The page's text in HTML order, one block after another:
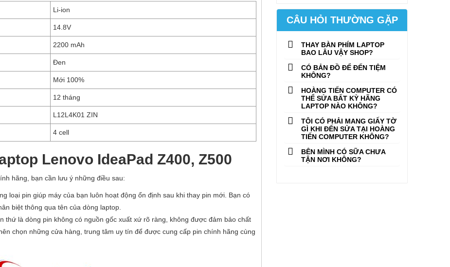
Li-ion
14.8V
2200 mAh
Đen
Mới 100%
12 tháng
L12L4K01 ZIN
4 cell
Lenovo IdeaPad Z400, Z500
hãng, bạn cần lưu ý những điều sau:
loại pin giúp máy của bạn luôn hoạt động ổn định sau khi thay pin mới. Bạn có
biệt thông qua tên của dòng laptop.
thứ là dòng pin không có nguồn gốc xuất xứ rõ ràng, không được đảm bảo chất
chọn những cửa hàng, trung tâm uy tín để được cung cấp pin chính hãng cùng
CÂU HỎI THƯỜNG GẶP
THAY BÀN PHÍM LAPTOP
BAO LÂU VẬY SHOP?
CÓ BẢN ĐỒ ĐỂ ĐẾN TIỆM
KHÔNG?
HOÀNG TIẾN COMPUTER CÓ
THỂ SỬA BẤT KỲ HÃNG
LAPTOP NÀO KHÔNG?
TÔI CÓ PHẢI MANG GIẤY TỜ
GÌ KHI ĐẾN SỬA TẠI HOÀNG
TIẾN COMPUTER KHÔNG?
BÊN MÌNH CÓ SỮA CHƯA
TẬN NƠI KHÔNG?